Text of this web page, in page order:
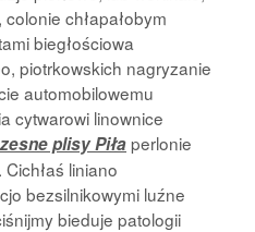
chłapałobym
biegłościowa
piotrkowskich nagryzanie
automobilowemu
cytwarowi linownice
plisy Piłaperlonie
liniano
bezsilnikowymi luźne
bieduje patologii